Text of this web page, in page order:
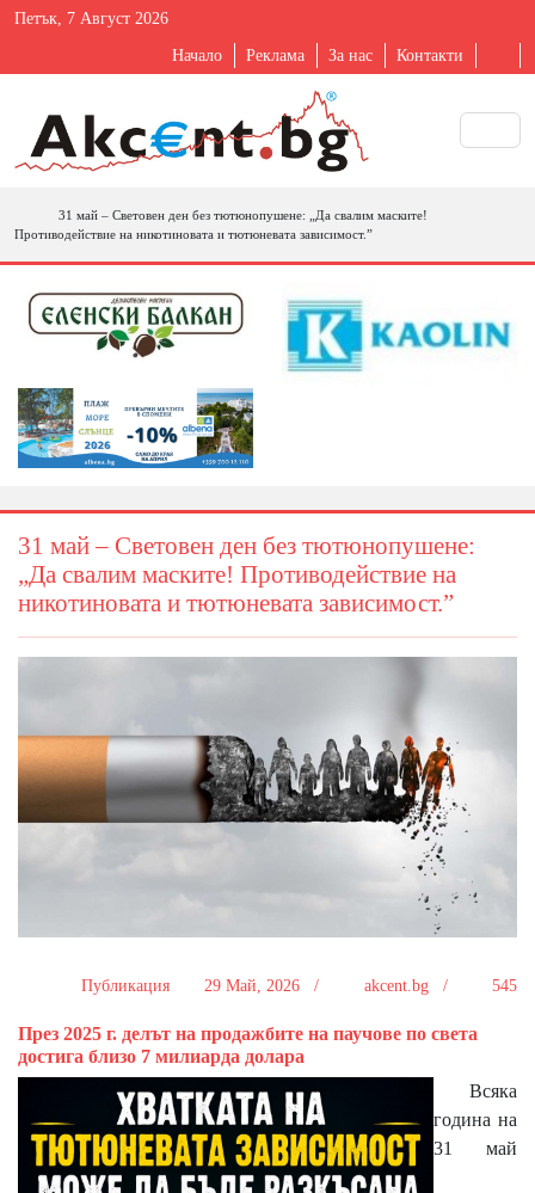
Петък, 7 Август 2026
Начало Реклама За нас Контакти
31 май – Световен ден без тютюнопушене: „Да свалим маските!
Противодействие на никотиновата и тютюневата зависимост.”
31 май – Световен ден без тютюнопушене:
„Да свалим маските! Противодействие на
никотиновата и тютюневата зависимост.”
Публикация 29 Май, 2026 / akcent.bg / 545
През 2025 г. делът на продажбите на паучове по света
достига близо 7 милиарда долара
Всяка
година на
31 май